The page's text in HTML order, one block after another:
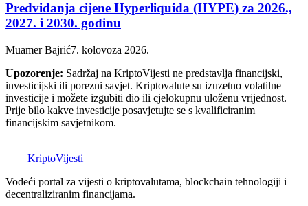
Predviđanja cijene Hyperliquida (HYPE) za 2026.,
2027. i 2030. godinu
Muamer Bajrić7. kolovoza 2026.
Upozorenje: Sadržaj na KriptoVijesti ne predstavlja financijski,
investicijski ili porezni savjet. Kriptovalute su izuzetno volatilne
investicije i možete izgubiti dio ili cjelokupnu uloženu vrijednost.
Prije bilo kakve investicije posavjetujte se s kvalificiranim
financijskim savjetnikom.
KriptoVijesti
Vodeći portal za vijesti o kriptovalutama, blockchain tehnologiji i
decentraliziranim financijama.